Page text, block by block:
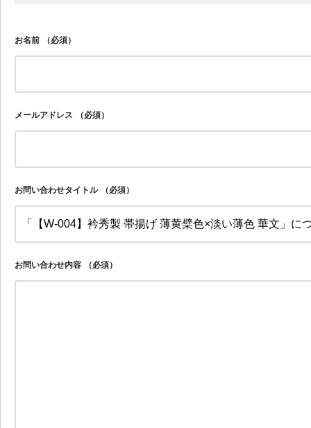
お名前 （必須）
メールアドレス （必須）
お問い合わせタイトル （必須）
お問い合わせ内容 （必須）